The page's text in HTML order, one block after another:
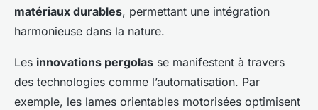
matériaux durables, permettant une intégration
harmonieuse dans la nature.
Les innovations pergolas se manifestent à travers
des technologies comme l’automatisation. Par
exemple, les lames orientables motorisées optimisent